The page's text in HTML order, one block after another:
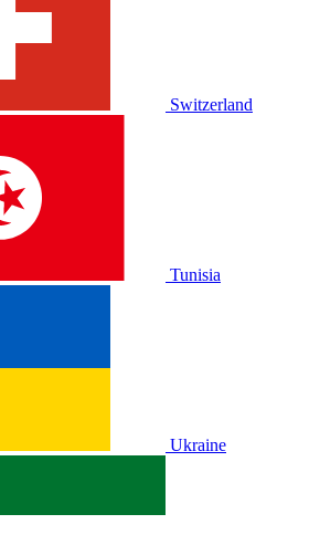
Switzerland
Tunisia
Ukraine